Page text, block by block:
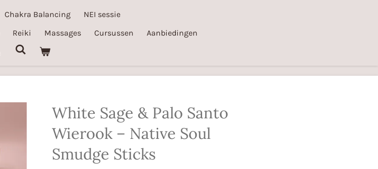
Chakra Balancing
NEI sessie
Reiki Massages Cursussen
Aanbiedingen
White Sage & Palo Santo
Wierook – Native Soul
Smudge Sticks